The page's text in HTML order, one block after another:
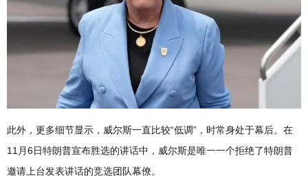
此外，更多细节显示，威尔斯一直比较“低调”，时常身处于幕后。在
11月6日特朗普宣布胜选的讲话中，威尔斯是唯一一个拒绝了特朗普
邀请上台发表讲话的竞选团队幕僚。